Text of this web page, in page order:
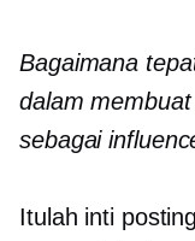
Bagaimana
dalam
sebagai
Itulah inti